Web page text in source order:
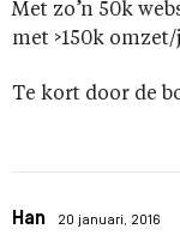
Met zo’n 50k
met >150k omzet/
Te kort door de
Han 20 januari, 2016